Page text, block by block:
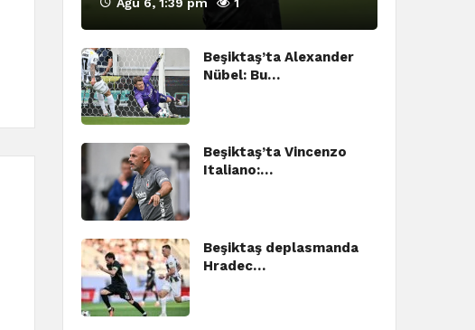
Beşiktaş’ta Alexander
Nübel: Bu…
Beşiktaş’ta Vincenzo
Italiano:…
Beşiktaş deplasmanda
Hradec…